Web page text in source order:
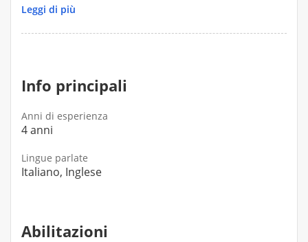
Ogni controllo viene ripetuto l'esame con il
Leggi di più
Info principali
Anni di esperienza
4 anni
Lingue parlate
Italiano, Inglese
Abilitazioni